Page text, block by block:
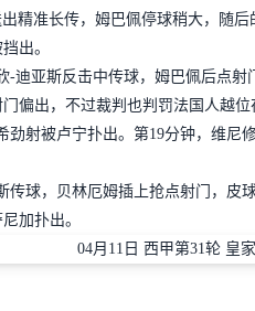
精准长传，姆巴佩停球稍大，随
出。
-迪亚斯反击中传球，姆巴佩后点
偏出，不过裁判也判罚法国人越位
劲射被卢宁扑出。第19分钟，维尼
传球，贝林厄姆插上抢点射门，皮
加扑出。